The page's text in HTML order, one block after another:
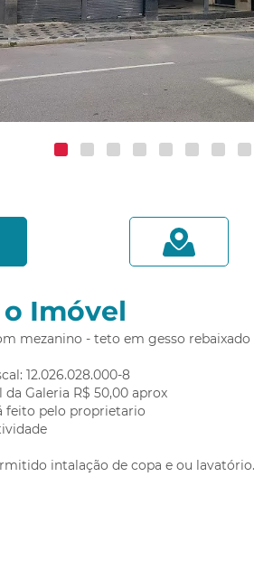
Mundo
Cândida
Felicidade
Francisco
Lourenço
Grande
Imóvel
mezanino - teto em gesso
12.026.028.000-8
da Galeria R$ 50,00 aprox
feito pelo proprietario
intalação de copa e ou lavatório.
Quero agendar uma visita!